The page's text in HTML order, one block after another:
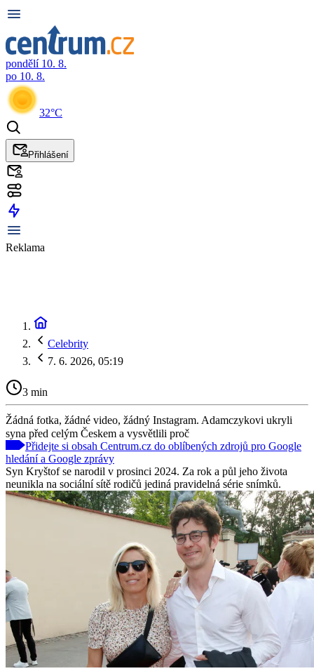
pondělí 10. 8.
po 10. 8.
32°C
Přihlášení
Reklama
Celebrity
7. 6. 2026, 05:19
3 min
Žádná fotka, žádné video, žádný Instagram. Adamczykovi ukryli
syna před celým Českem a vysvětlili proč
Přidejte si obsah Centrum.cz do oblíbených zdrojů pro Google
hledání a Google zprávy
Syn Kryštof se narodil v prosinci 2024. Za rok a půl jeho života
neunikla na sociální sítě rodičů jediná pravidelná série snímků.